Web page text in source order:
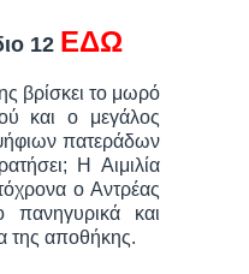
12 ΕΔΩ
βρίσκει το μωρό
και ο μεγάλος
πατεράδων
Η Αιμιλία
ο Αντρέας
πανηγυρικά και
της αποθήκης.